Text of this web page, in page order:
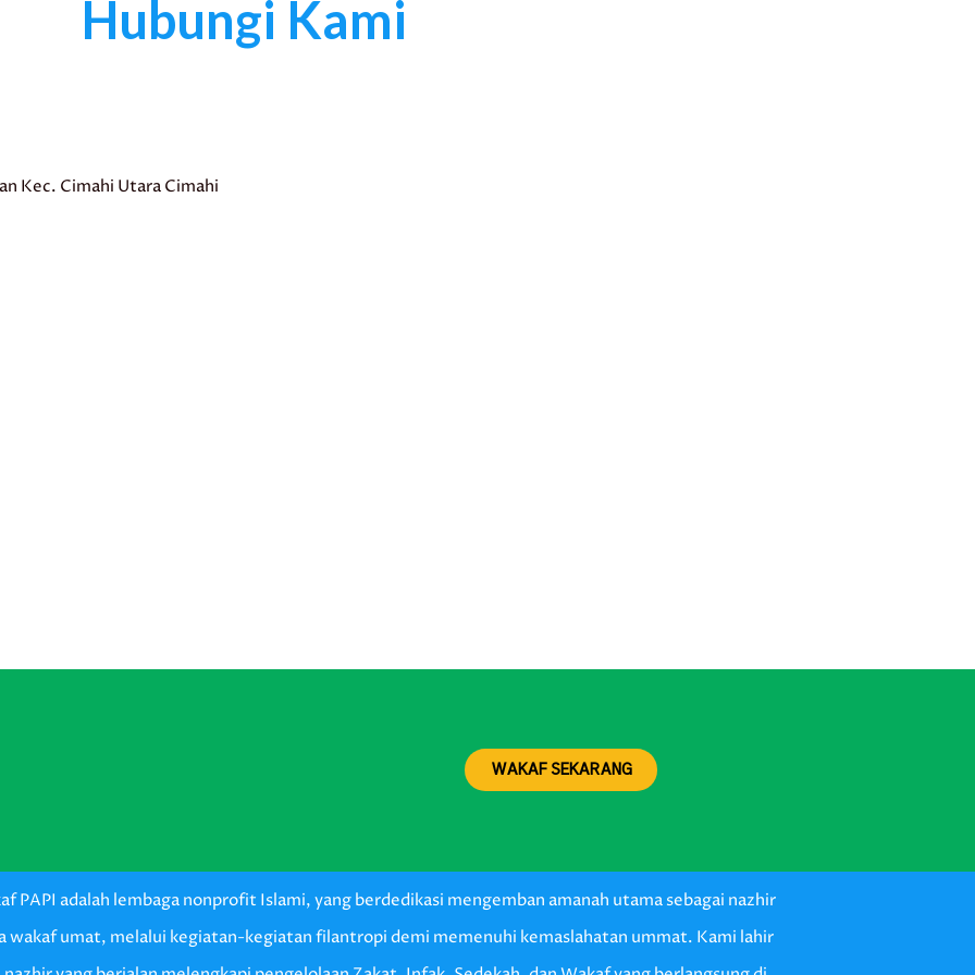
Hubungi Kami
Kec. Cimahi Utara Cimahi
WAKAF SEKARANG
PAPI adalah lembaga nonprofit Islami, yang berdedikasi mengemban amanah utama sebagai nazhir
wakaf umat, melalui kegiatan-kegiatan filantropi demi memenuhi kemaslahatan ummat. Kami lahir